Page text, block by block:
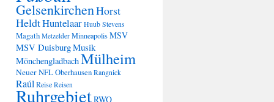
GelsenkirchenHorst
HeldtHuntelaar Huub Stevens
Magath Metzelder MinneapolisMSV
MSV DuisburgMusik
MönchengladbachMülheim
NeuerNFLOberhausen Rangnick
RaúlReise Reisen
RuhrgebietRWO